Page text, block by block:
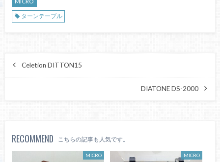
MICRO
ターンテーブル
Celetion DITTON15
DIATONE DS-2000
RECOMMEND こちらの記事も人気です。
MICRO MICRO